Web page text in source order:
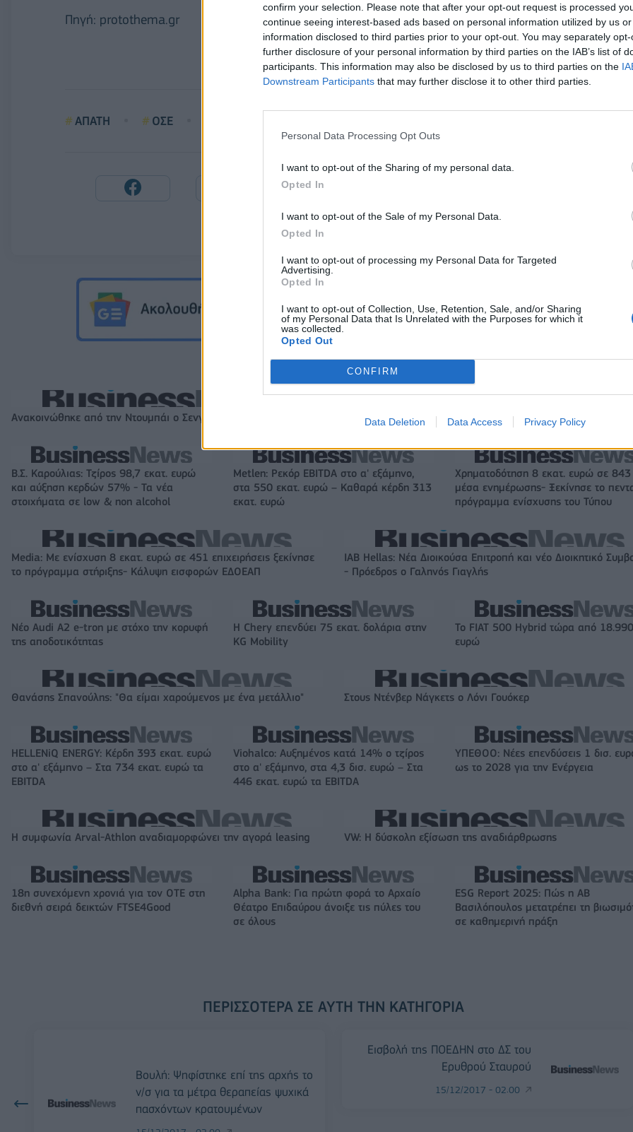
confirm your selection. Please note that after your opt-out request is processed
continue seeing interest-based ads based on personal information utilized by us
information disclosed to third parties prior to your opt-out. You may separately
further disclosure of your personal information by third parties on the IAB’s list of
participants. This information may also be disclosed by us to third parties on the
Downstream Participants that may further disclose it to other third parties.
Personal Data Processing Opt Outs
I want to opt-out of the Sharing of my personal data.
Opted In
I want to opt-out of the Sale of my Personal Data.
Opted In
I want to opt-out of processing my Personal Data for Targeted
Advertising.
Opted In
I want to opt-out of Collection, Use, Retention, Sale, and/or Sharing
of my Personal Data that Is Unrelated with the Purposes for which it
was collected.
Opted Out
CONFIRM
Data Deletion Data Access Privacy Policy
Πηγή: protothema.gr
ΑΠΑΤΗ ΟΣΕ
Ανακοινώθηκε από την Ντουμπάι ο Σενγκέλια (pics) Πήρε τον Αλέρικ Φρίμαν ο Βίκος Ιωαννίνων
Β.Σ. Καρούλιας: Τζίρος 98,7 εκατ. ευρώ
και αύξηση κερδών 57% - Τα νέα
στοιχήματα σε low & non alcohol
Metlen: Ρεκόρ EBITDA στο α' εξάμηνο,
στα 550 εκατ. ευρώ – Καθαρά κέρδη 313
εκατ. ευρώ
Χρηματοδότηση 8 εκατ. ευρώ σε 843
μέσα ενημέρωσης- Ξεκίνησε το
πρόγραμμα ενίσχυσης του Τύπου
Media: Με ενίσχυση 8 εκατ. ευρώ σε 451 επιχειρήσεις ξεκίνησε
το πρόγραμμα στήριξης- Κάλυψη εισφορών ΕΔΟΕΑΠ
IAB Hellas: Νέα Διοικούσα Επιτροπή και νέο Διοικητικό
- Πρόεδρος ο Γαληνός Γιαγλής
Νέο Audi A2 e-tron με στόχο την κορυφή
της αποδοτικότητας
Η Chery επενδύει 75 εκατ. δολάρια στην
KG Mobility
Το FIAT 500 Hybrid τώρα από 18.990
ευρώ
Θανάσης Σπανούλης: "Θα είμαι χαρούμενος με ένα μετάλλιο" Στους Ντένβερ Νάγκετς ο Λόνι Γουόκερ
HELLENiQ ENERGY: Κέρδη 393 εκατ. ευρώ
στο α' εξάμηνο – Στα 734 εκατ. ευρώ τα
EBITDA
Viohalco: Αυξημένος κατά 14% ο τζίρος
στο α' εξάμηνο, στα 4,3 δισ. ευρώ – Στα
446 εκατ. ευρώ τα EBITDA
ΥΠΕΘΟΟ: Νέες επενδύσεις 1 δισ.
ως το 2028 για την Ενέργεια
Η συμφωνία Arval-Athlon αναδιαμορφώνει την αγορά leasing VW: Η δύσκολη εξίσωση της αναδιάρθρωσης
18η συνεχόμενη χρονιά για τον ΟΤΕ στη
διεθνή σειρά δεικτών FTSE4Good
Alpha Bank: Για πρώτη φορά το Αρχαίο
Θέατρο Επιδαύρου άνοιξε τις πύλες του
σε όλους
ESG Report 2025: Πώς η ΑΒ
Βασιλόπουλος μετατρέπει τη
σε καθημερινή πράξη
ΠΕΡΙΣΣΌΤΕΡΑ ΣΕ ΑΥΤΉ ΤΗΝ ΚΑΤΗΓΟΡΊΑ
Βουλή: Ψηφίστηκε επί της αρχής το
ν/σ για τα μέτρα θεραπείας ψυχικά
πασχόντων κρατουμένων
Εισβολή της ΠΟΕΔΗΝ στο ΔΣ του
Ερυθρού Σταυρού
15/12/2017 - 02:00